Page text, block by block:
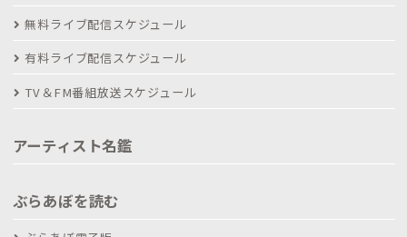
無料ライブ配信スケジュール
有料ライブ配信スケジュール
TV＆FM番組放送スケジュール
アーティスト名鑑
ぶらあぼを読む